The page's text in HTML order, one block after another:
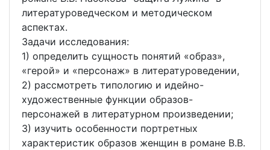
литературоведческом и методическом
аспектах.
Задачи исследования:
1) определить сущность понятий «образ»,
«герой» и «персонаж» в литературоведении,
2) рассмотреть типологию и идейно-
художественные функции образов-
персонажей в литературном произведении;
3) изучить особенности портретных
характеристик образов женщин в романе В.В.